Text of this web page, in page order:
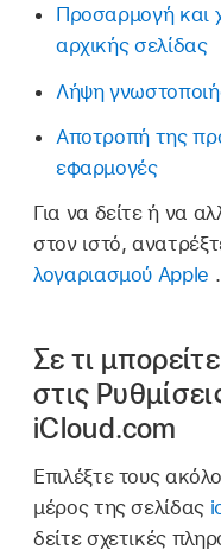
Προσαρμογή και
αρχικής σελίδας
Λήψη
Αποτροπή της
εφαρμογές
Για να δείτε ή να
στον ιστό,
λογαριασμού Apple .
Σε τι
στις
iCloud.com
Επιλέξτε τους
μέρος της σελίδας
δείτε σχετικές